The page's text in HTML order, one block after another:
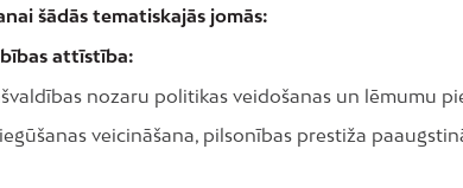
šādās tematiskajās jomās:
attīstība:
nozaru politikas veidošanas un lēmumu
veicināšana, pilsonības prestiža